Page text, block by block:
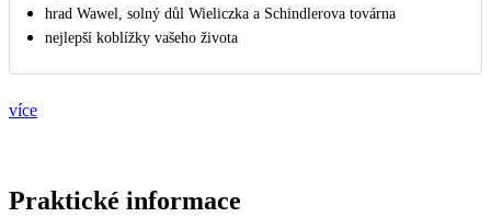
hrad Wawel, solný důl Wieliczka a Schindlerova továrna
nejlepší koblížky vašeho života
více
Praktické informace